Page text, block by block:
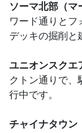
ソーマ北部（マ
ワード通りとフ
デッキの掘削と
ユニオンスクエ
クトン通りで、
行中です。
チャイナタウン